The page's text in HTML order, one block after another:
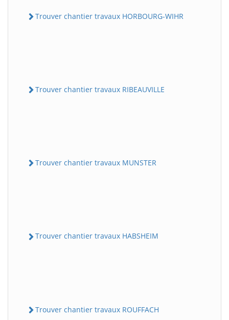
Trouver chantier travaux HORBOURG-WIHR
Trouver chantier travaux RIBEAUVILLE
Trouver chantier travaux MUNSTER
Trouver chantier travaux HABSHEIM
Trouver chantier travaux ROUFFACH